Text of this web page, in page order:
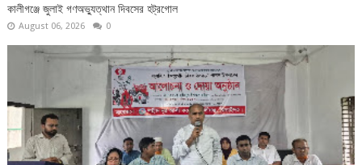
কালীগঞ্জে জুলাই গণঅভ্যুত্থান দিবসের হট্রগোল
August 06, 2026 0